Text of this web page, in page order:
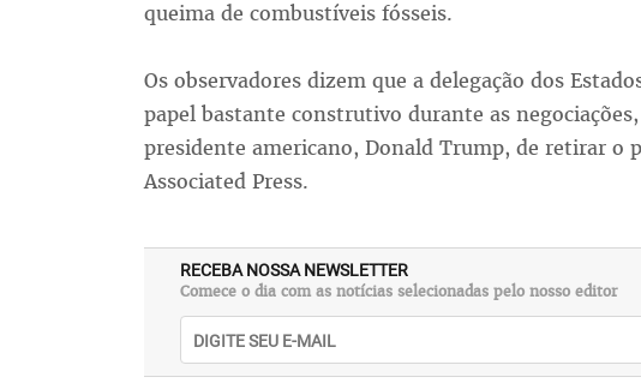
queima de combustíveis fósseis.
Os observadores dizem que a delegação dos
papel bastante construtivo durante as negociações,
presidente americano, Donald Trump, de retirar o
Associated Press.
RECEBA NOSSA NEWSLETTER
Comece o dia com as notícias selecionadas pelo nosso editor